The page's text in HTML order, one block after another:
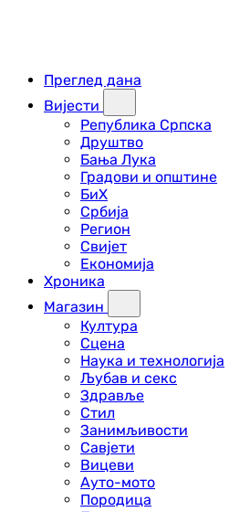
Преглед дана
Вијести
Република Српска
Друштво
Бања Лука
Градови и општине
БиХ
Србија
Регион
Свијет
Економија
Хроника
Магазин
Култура
Сцена
Наука и технологија
Љубав и секс
Здравље
Стил
Занимљивости
Савјети
Вицеви
Ауто-мото
Породица